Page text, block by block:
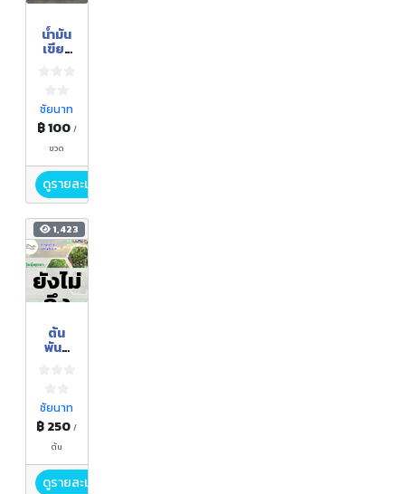
น้ำมัน
เขียว
ดดี
ชัยนาท
฿ 100 /
ขวด
ดูรายละเอียด
1,423
ยังไม่
ถึง
ฤดูกา
ล
ต้น
พันธุ์
ชัยนาท
฿ 250/
ต้น
ดูรายละเอียด